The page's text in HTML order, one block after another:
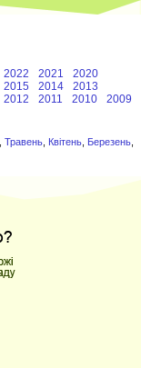
2022 2021
2020
2015 2014
2013
2012
2011 2010
2009
Травень Квітень Березень